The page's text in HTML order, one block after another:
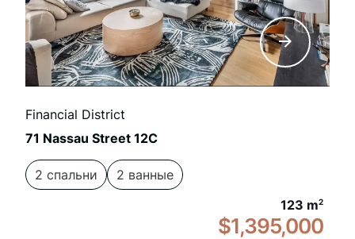
Financial District
71 Nassau Street 12C
2 спальни
2 ванные
123 m2
$1,395,000